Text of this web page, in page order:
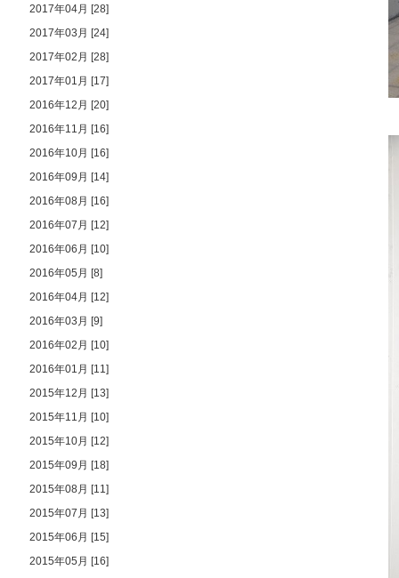
2017年04月 [28]
2017年03月 [24]
2017年02月 [28]
2017年01月 [17]
2016年12月 [20]
2016年11月 [16]
2016年10月 [16]
2016年09月 [14]
2016年08月 [16]
2016年07月 [12]
2016年06月 [10]
2016年05月 [8]
2016年04月 [12]
2016年03月 [9]
2016年02月 [10]
2016年01月 [11]
2015年12月 [13]
2015年11月 [10]
2015年10月 [12]
2015年09月 [18]
2015年08月 [11]
2015年07月 [13]
2015年06月 [15]
2015年05月 [16]